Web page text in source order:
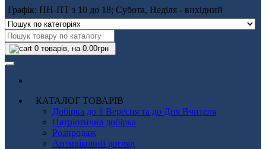
Графік: ПН-ПТ з 10 до 18; Субота, Неділя - вихідний
0 товарів, на 0.00грн
КАТАЛОГ ТОВАРІВ
Добірка до 1 Вересня та до Дня Вчителя
Патріотична добірка
Розпродаж
Антивіковий догляд